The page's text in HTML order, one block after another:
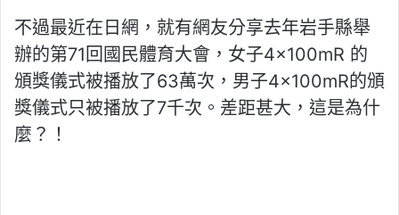
不過最近在日網，就有網友分享去年岩手縣舉
辦的第71回國民體育大會，女子4×100mR 的
頒獎儀式被播放了63萬次，男子4×100mR的頒
獎儀式只被播放了7千次。差距甚大，這是為什
麼？！